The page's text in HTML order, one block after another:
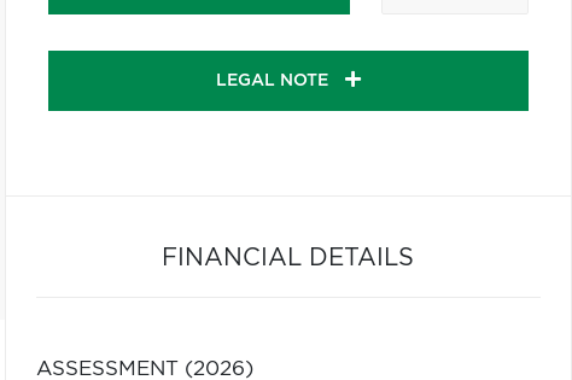
LEGAL NOTE
FINANCIAL DETAILS
ASSESSMENT (2026)